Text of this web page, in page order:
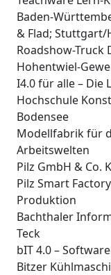
Baden-
& Flad;
Roadshow-Truck
Hohentwiel-
I4.0 für alle – Die
Hochschule
Bodensee
Modellfabrik für
Arbeitswelten
Pilz GmbH & Co.
Pilz Smart
Produktion
Bachthaler
Teck
bIT 4.0 –
Bitzer